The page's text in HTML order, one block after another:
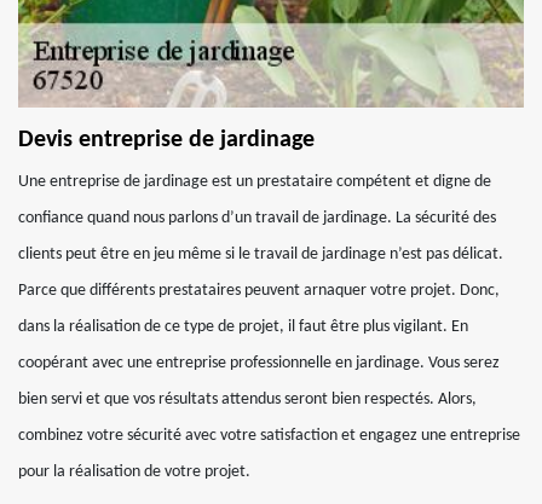
Devis entreprise de jardinage
Une entreprise de jardinage est un prestataire compétent et digne de
confiance quand nous parlons d’un travail de jardinage. La sécurité des
clients peut être en jeu même si le travail de jardinage n’est pas délicat.
Parce que différents prestataires peuvent arnaquer votre projet. Donc,
dans la réalisation de ce type de projet, il faut être plus vigilant. En
coopérant avec une entreprise professionnelle en jardinage. Vous serez
bien servi et que vos résultats attendus seront bien respectés. Alors,
combinez votre sécurité avec votre satisfaction et engagez une entreprise
pour la réalisation de votre projet.